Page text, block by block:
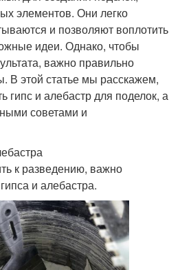
элементов. Они легко
и позволяют воплотить
идеи. Однако, чтобы
важно правильно
В этой статье мы расскажем,
гипс и алебастр для поделок, а
советами и
к разведению, важно
и алебастра.